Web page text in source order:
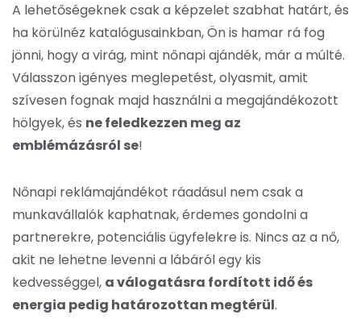
A lehetőségeknek csak a képzelet szabhat határt, és
ha körülnéz katalógusainkban, Ön is hamar rá fog
jönni, hogy a virág, mint nőnapi ajándék, már a múlté.
Válasszon igényes meglepetést, olyasmit, amit
szívesen fognak majd használni a megajándékozott
hölgyek, és ne feledkezzen meg az
emblémázásról se!
Nőnapi reklámajándékot ráadásul nem csak a
munkavállalók kaphatnak, érdemes gondolni a
partnerekre, potenciális ügyfelekre is. Nincs az a nő,
akit ne lehetne levenni a lábáról egy kis
kedvességgel, a válogatásra fordított idő és
energia pedig határozottan megtérül.